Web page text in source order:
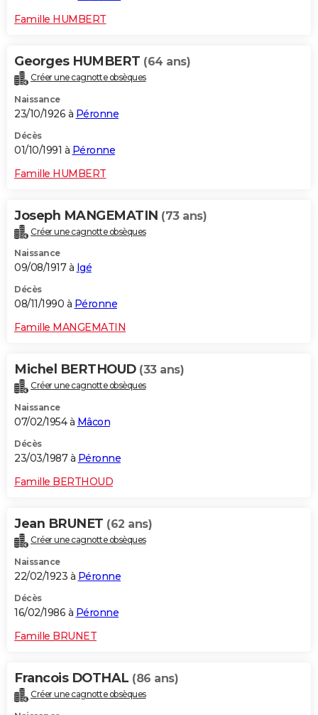
Famille HUMBERT
Georges HUMBERT (64 ans)
Créer une cagnotte obsèques
Naissance
23/10/1926 à Péronne
Décès
01/10/1991 à Péronne
Famille HUMBERT
Joseph MANGEMATIN (73 ans)
Créer une cagnotte obsèques
Naissance
09/08/1917 à Igé
Décès
08/11/1990 à Péronne
Famille MANGEMATIN
Michel BERTHOUD (33 ans)
Créer une cagnotte obsèques
Naissance
07/02/1954 à Mâcon
Décès
23/03/1987 à Péronne
Famille BERTHOUD
Jean BRUNET (62 ans)
Créer une cagnotte obsèques
Naissance
22/02/1923 à Péronne
Décès
16/02/1986 à Péronne
Famille BRUNET
Francois DOTHAL (86 ans)
Créer une cagnotte obsèques